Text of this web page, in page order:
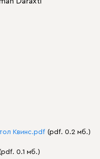
Квинс.pdf (pdf. 0.2 мб.)
0.1 мб.)